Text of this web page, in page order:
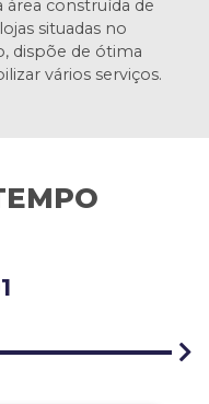
construída de
situadas no
dispõe de ótima
vários serviços.